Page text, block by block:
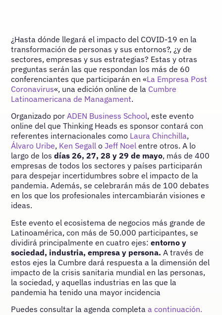
¿Hasta dónde llegará el impacto del COVID-19 en la
transformación de personas y sus entornos?, ¿y de
sectores, empresas y sus estrategias? Estas y otras
preguntas serán las que respondan los más de 60
conferenciantes que participarán en «La Empresa Post
Coronavirus«, una edición online de la Cumbre
Latinoamericana de Managament.
Organizado porADEN Business School, este evento
online del que Thinking Heads es sponsor contará con
referentes internacionales como Laura Chinchilla,
Álvaro Uribe, Ken Segall oJeff Noel entre otros. A lo
largo de losdías 26, 27, 28 y 29 de mayo, más de 400
empresas de todos los sectores y países participarán
para despejar incertidumbres sobre el impacto de la
pandemia. Además, se celebrarán más de 100 debates
en los que los profesionales intercambiarán visiones e
ideas.
Este evento el ecosistema de negocios más grande de
Latinoamérica, con más de 50.000 participantes, se
dividirá principalmente en cuatro ejes:entorno y
sociedad, industria, empresa y persona. A través de
estos ejes la Cumbre dará respuesta a la dimensión del
impacto de la crisis sanitaria mundial en las personas,
la sociedad, y aquellas industrias en las que la
pandemia ha tenido una mayor incidencia
Puedes consultar la agenda completaa continuación.